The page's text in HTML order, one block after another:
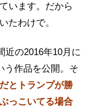
います。だから
たわけで。
近の2016年10月に
う作品を公開。そ
だとトランプが勝
っこいてる場合